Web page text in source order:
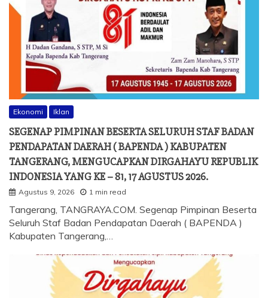
Ekonomi Iklan
SEGENAP PIMPINAN BESERTA SELURUH STAF BADAN
PENDAPATAN DAERAH ( BAPENDA ) KABUPATEN
TANGERANG, MENGUCAPKAN DIRGAHAYU REPUBLIK
INDONESIA YANG KE – 81, 17 AGUSTUS 2026.
Agustus 9, 2026 1 min read
Tangerang, TANGRAYA.COM. Segenap Pimpinan Beserta
Seluruh Staf Badan Pendapatan Daerah ( BAPENDA )
Kabupaten Tangerang,…